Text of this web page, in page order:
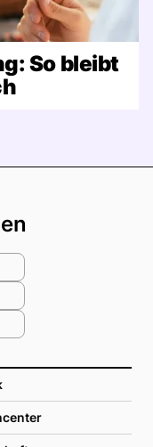
So bleibt